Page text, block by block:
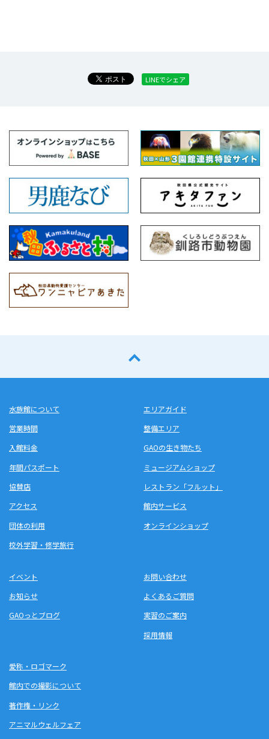
LINEでシェア
水族館について
営業時間
入館料金
年間パスポート
協賛店
アクセス
団体の利用
校外学習・修学旅行
エリアガイド
整備エリア
GAOの生き物たち
ミュージアムショップ
レストラン「フルット」
館内サービス
オンラインショップ
イベント
お知らせ
GAOっとブログ
お問い合わせ
よくあるご質問
実習のご案内
採用情報
愛称・ロゴマーク
館内での撮影について
著作権・リンク
アニマルウェルフェア